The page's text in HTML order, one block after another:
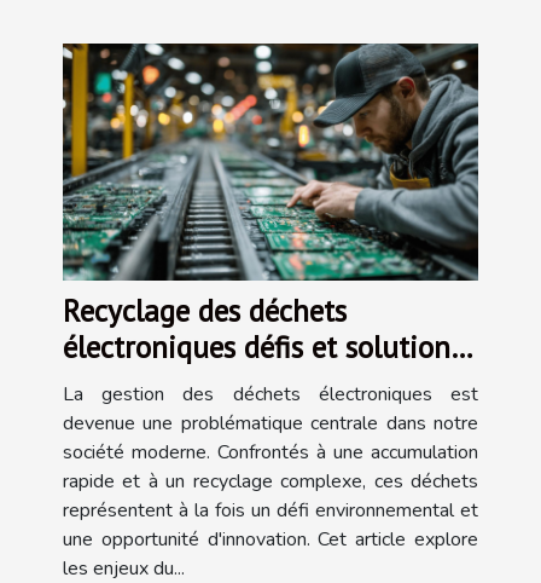
Recyclage des déchets
électroniques défis et solutions
innovantes
La gestion des déchets électroniques est
devenue une problématique centrale dans notre
société moderne. Confrontés à une accumulation
rapide et à un recyclage complexe, ces déchets
représentent à la fois un défi environnemental et
une opportunité d'innovation. Cet article explore
les enjeux du...